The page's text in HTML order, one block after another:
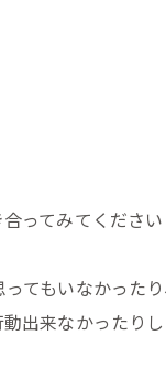
ってみてください
てもいなかった
出来なかったり